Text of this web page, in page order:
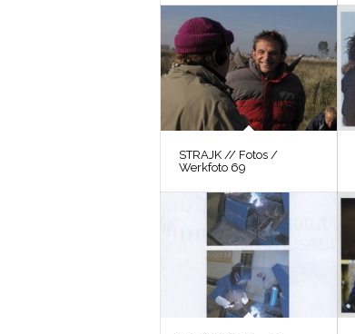
STRAJK // Fotos /
Werkfoto 69